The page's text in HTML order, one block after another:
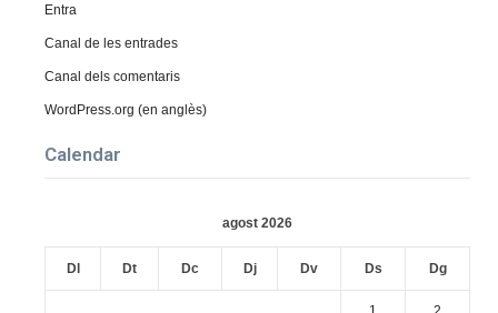
Entra
Canal de les entrades
Canal dels comentaris
WordPress.org (en anglès)
Calendar
agost 2026
Dl Dt Dc Dj Dv Ds Dg